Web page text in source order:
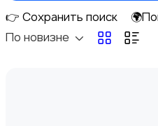
👉 Сохранить поиск
По новизне